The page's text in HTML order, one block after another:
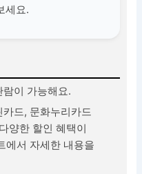
세요.
이 가능해요.
드, 문화누리카드
양한 할인 혜택이
에서 자세한 내용을